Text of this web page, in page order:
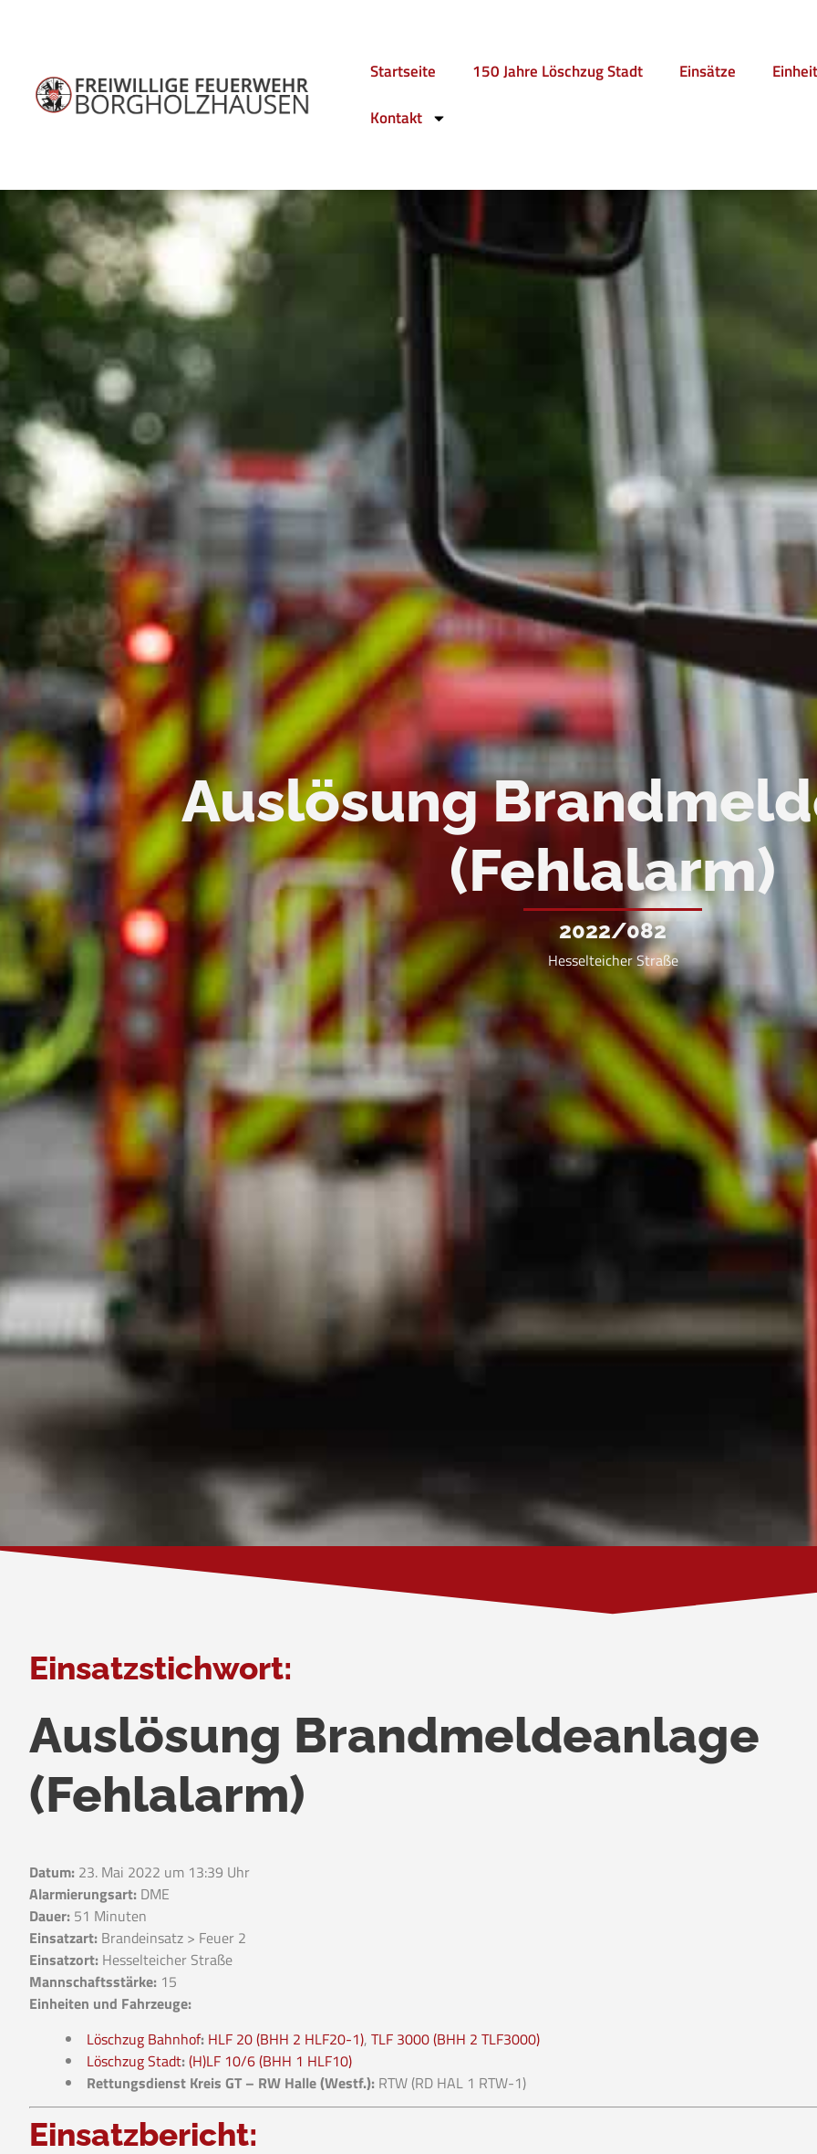
Startseite 150 Jahre Löschzug Stadt Einsätze
Kontakt
Auslösung
(Fehlalarm)
2022/082
Hesselteicher Straße
Einsatzstichwort:
Auslösung Brandmeldeanlage
(Fehlalarm)
Datum: 23. Mai 2022 um 13:39 Uhr
Alarmierungsart: DME
Dauer: 51 Minuten
Einsatzart: Brandeinsatz > Feuer 2
Einsatzort: Hesselteicher Straße
Mannschaftsstärke: 15
Einheiten und Fahrzeuge:
Löschzug Bahnhof: HLF 20 (BHH 2 HLF20-1), TLF 3000 (BHH 2 TLF3000)
Löschzug Stadt:(H)LF 10/6 (BHH 1 HLF10)
Rettungsdienst Kreis GT – RW Halle (Westf.): RTW (RD HAL 1 RTW-1)
Einsatzbericht: